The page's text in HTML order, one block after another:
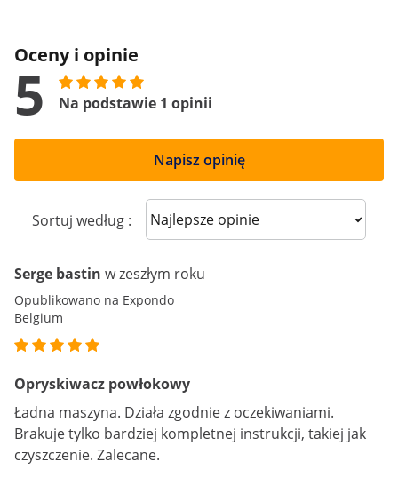
Oceny i opinie
5 Na podstawie 1 opinii
Napisz opinię
Sortuj według : Sort reviews
Serge bastin w zeszłym roku
Opublikowano na Expondo
Belgium
Opryskiwacz powłokowy
Ładna maszyna. Działa zgodnie z oczekiwaniami.
Brakuje tylko bardziej kompletnej instrukcji, takiej jak
czyszczenie. Zalecane.